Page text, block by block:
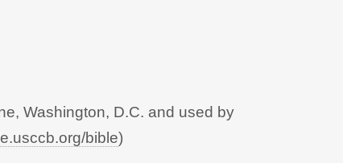
Washington, D.C. and used by
bible)